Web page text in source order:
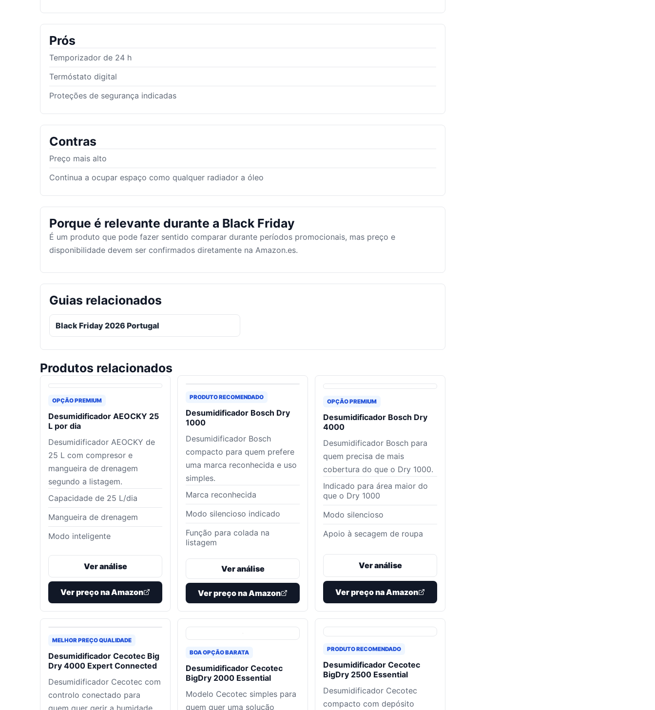
Prós
Temporizador de 24 h
Termóstato digital
Proteções de segurança indicadas
Contras
Preço mais alto
Continua a ocupar espaço como qualquer radiador a óleo
Porque é relevante durante a Black Friday
É um produto que pode fazer sentido comparar durante períodos promocionais, mas preço e
disponibilidade devem ser confirmados diretamente na Amazon.es.
Guias relacionados
Black Friday 2026 Portugal
Produtos relacionados
OPÇÃO PREMIUM
Desumidificador AEOCKY 25
L por dia
Desumidificador AEOCKY de
25 L com compresor e
mangueira de drenagem
segundo a listagem.
Capacidade de 25 L/dia
Mangueira de drenagem
Modo inteligente
Ver análise
Ver preço na Amazon
PRODUTO RECOMENDADO
Desumidificador Bosch Dry
1000
Desumidificador Bosch
compacto para quem prefere
uma marca reconhecida e uso
simples.
Marca reconhecida
Modo silencioso indicado
Função para colada na
listagem
Ver análise
Ver preço na Amazon
OPÇÃO PREMIUM
Desumidificador Bosch Dry
4000
Desumidificador Bosch para
quem precisa de mais
cobertura do que o Dry 1000.
Indicado para área maior do
que o Dry 1000
Modo silencioso
Apoio à secagem de roupa
Ver análise
Ver preço na Amazon
MELHOR PREÇO QUALIDADE
Desumidificador Cecotec Big
Dry 4000 Expert Connected
Desumidificador Cecotec com
controlo conectado para
quem quer gerir a humidade
BOA OPÇÃO BARATA
Desumidificador Cecotec
BigDry 2000 Essential
Modelo Cecotec simples para
quem quer uma solução
PRODUTO RECOMENDADO
Desumidificador Cecotec
BigDry 2500 Essential
Desumidificador Cecotec
compacto com depósito